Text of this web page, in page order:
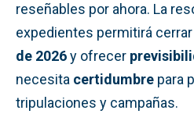
reseñables por ahora. La
expedientes permitirá
de 2026y ofrecer
necesita certidumbre para
tripulaciones y campañas.